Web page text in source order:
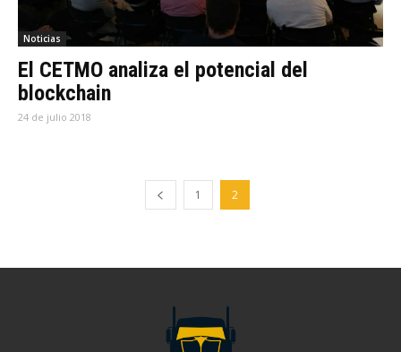
Noticias
El CETMO analiza el potencial del
blockchain
24 de julio 2018
1 2